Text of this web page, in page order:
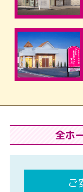
全ホ
ご